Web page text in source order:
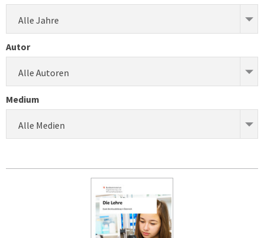
Alle Jahre
Autor
Alle Autoren
Medium
Alle Medien